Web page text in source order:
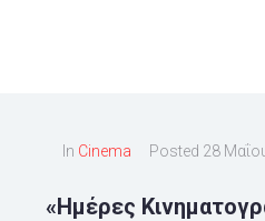
In Cinema Posted 28
«Ημέρες